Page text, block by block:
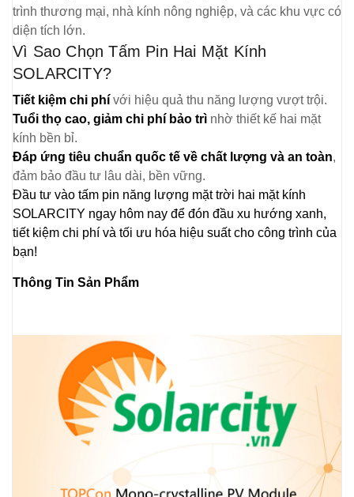
trình thương mại, nhà kính nông nghiệp, và các khu vực có
diện tích lớn.
Vì Sao Chọn Tấm Pin Hai Mặt Kính
SOLARCITY?
Tiết kiệm chi phí với hiệu quả thu năng lượng vượt trội.
Tuổi thọ cao, giảm chi phí bảo trì nhờ thiết kế hai mặt
kính bền bỉ.
Đáp ứng tiêu chuẩn quốc tế về chất lượng và an toàn,
đảm bảo đầu tư lâu dài, bền vững.
Đầu tư vào tấm pin năng lượng mặt trời hai mặt kính
SOLARCITY ngay hôm nay để đón đầu xu hướng xanh,
tiết kiệm chi phí và tối ưu hóa hiệu suất cho công trình của
bạn!
Thông Tin Sản Phẩm